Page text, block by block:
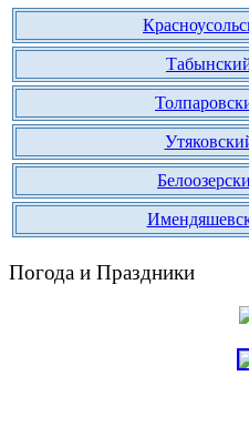
Погода и Праздники